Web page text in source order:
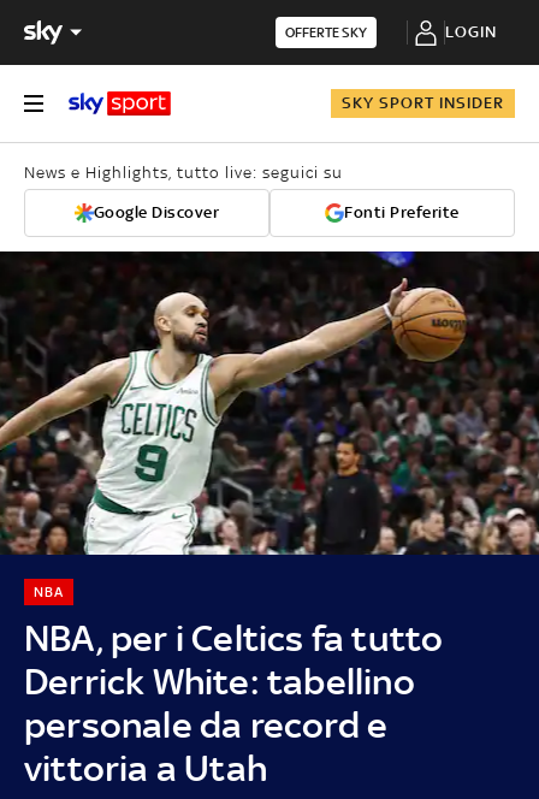
OFFERTE SKY LOGIN
SKY SPORT INSIDER
News e Highlights, tutto live: seguici su
Google Discover Fonti Preferite
NBA, per i Celtics fa tutto
Derrick White: tabellino
personale da record e
vittoria a Utah
NBA